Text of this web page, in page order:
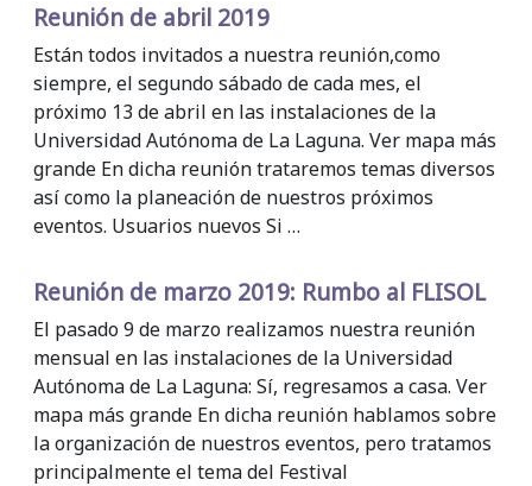
Reunión de abril 2019
Están todos invitados a nuestra reunión,como
siempre, el segundo sábado de cada mes, el
próximo 13 de abril en las instalaciones de la
Universidad Autónoma de La Laguna. Ver mapa más
grande En dicha reunión trataremos temas diversos
así como la planeación de nuestros próximos
eventos. Usuarios nuevos Si …
Reunión de marzo 2019: Rumbo al FLISOL
El pasado 9 de marzo realizamos nuestra reunión
mensual en las instalaciones de la Universidad
Autónoma de La Laguna: Sí, regresamos a casa. Ver
mapa más grande En dicha reunión hablamos sobre
la organización de nuestros eventos, pero tratamos
principalmente el tema del Festival